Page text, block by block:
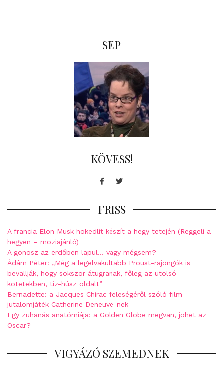
SEP
KÖVESS!
FacebookTwitter
FRISS
A francia Elon Musk hokedlit készít a hegy tetején (Reggeli a
hegyen – moziajánló)
A gonosz az erdőben lapul… vagy mégsem?
Ádám Péter: „Még a legelvakultabb Proust-rajongók is
bevallják, hogy sokszor átugranak, főleg az utolsó
kötetekben, tíz-húsz oldalt”
Bernadette: a Jacques Chirac feleségéről szóló film
jutalomjáték Catherine Deneuve-nek
Egy zuhanás anatómiája: a Golden Globe megvan, jöhet az
Oscar?
VIGYÁZÓ SZEMEDNEK